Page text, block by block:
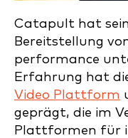
Catapult hat
Bereitstellung
performance
Erfahrung hat
Video Plattform
geprägt, die im
Plattformen für